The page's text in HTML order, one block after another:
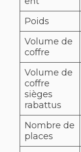
Poids
Volume de
coffre
Volume de
coffre
sièges
rabattus
Nombre de
places